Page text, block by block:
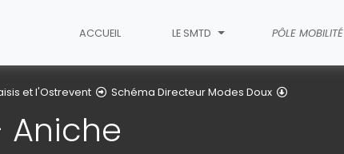
ACCUEIL LE SMTD PÔLE MOBILITÉ
et l'Ostrevent Schéma Directeur Modes Doux
Aniche